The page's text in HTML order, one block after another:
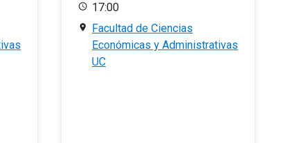
17:00
Facultad de Ciencias
Económicas y Administrativas
UC